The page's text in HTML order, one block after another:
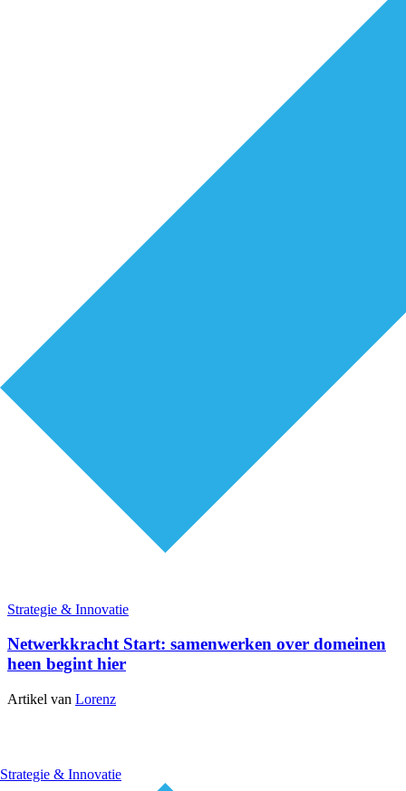
Strategie & Innovatie
Strategie & Innovatie
Netwerkkracht Start: samenwerken over domeinen
heen begint hier
Artikel van Lorenz